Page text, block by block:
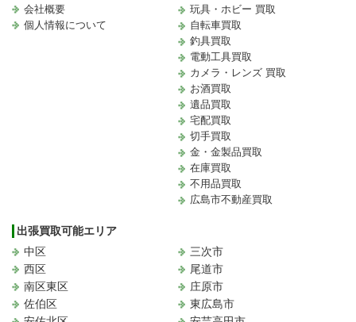
会社概要
個人情報について
玩具・ホビー 買取
自転車買取
釣具買取
電動工具買取
カメラ・レンズ 買取
お酒買取
遺品買取
宅配買取
切手買取
金・金製品買取
在庫買取
不用品買取
広島市不動産買取
出張買取可能エリア
中区
西区
南区東区
佐伯区
三次市
尾道市
庄原市
東広島市